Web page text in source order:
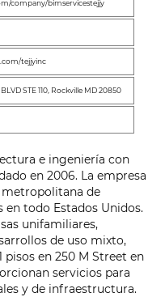
company/bimservicestejjy
tejjyinc
BLVD STE 110, Rockville MD 20850
e ingeniería con
en 2006. La empresa
de
en todo Estados Unidos.
unifamiliares,
de uso mixto,
pisos en 250 M Street en
servicios para
y de infraestructura.